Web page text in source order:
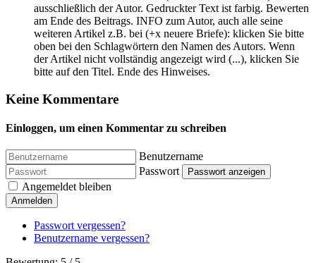
ausschließlich der Autor. Gedruckter Text ist farbig. Bewerten
am Ende des Beitrags. INFO zum Autor, auch alle seine
weiteren Artikel z.B. bei (+x neuere Briefe): klicken Sie bitte
oben bei den Schlagwörtern den Namen des Autors. Wenn
der Artikel nicht vollständig angezeigt wird (...), klicken Sie
bitte auf den Titel. Ende des Hinweises.
Keine Kommentare
Einloggen, um einen Kommentar zu schreiben
Benutzername
Passwort
Passwort anzeigen
Angemeldet bleiben
Anmelden
Passwort vergessen?
Benutzername vergessen?